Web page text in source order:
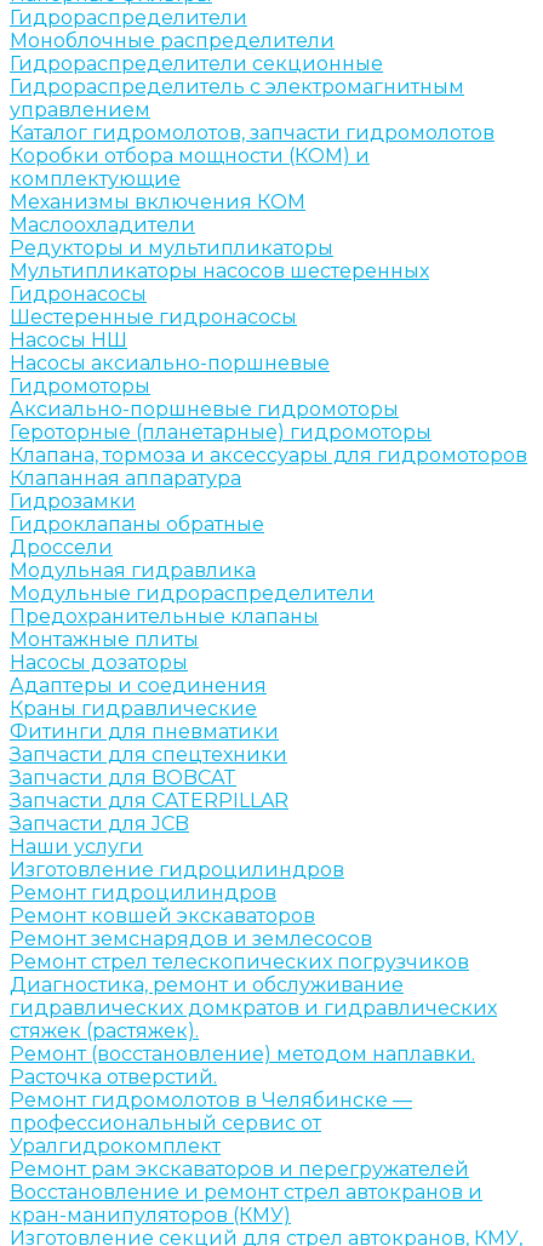
Гидрораспределители
Моноблочные распределители
Гидрораспределители секционные
Гидрораспределитель с электромагнитным
управлением
Каталог гидромолотов, запчасти гидромолотов
Коробки отбора мощности (КОМ) и
комплектующие
Механизмы включения КОМ
Маслоохладители
Редукторы и мультипликаторы
Мультипликаторы насосов шестеренных
Гидронасосы
Шестеренные гидронасосы
Насосы НШ
Насосы аксиально-поршневые
Гидромоторы
Аксиально-поршневые гидромоторы
Героторные (планетарные) гидромоторы
Клапана, тормоза и аксессуары для гидромоторов
Клапанная аппаратура
Гидрозамки
Гидроклапаны обратные
Дроссели
Модульная гидравлика
Модульные гидрораспределители
Предохранительные клапаны
Монтажные плиты
Насосы дозаторы
Адаптеры и соединения
Краны гидравлические
Фитинги для пневматики
Запчасти для спецтехники
Запчасти для BOBCAT
Запчасти для CATERPILLAR
Запчасти для JCB
Наши услуги
Изготовление гидроцилиндров
Ремонт гидроцилиндров
Ремонт ковшей экскаваторов
Ремонт земснарядов и землесосов
Ремонт стрел телескопических погрузчиков
Диагностика, ремонт и обслуживание
гидравлических домкратов и гидравлических
стяжек (растяжек).
Ремонт (восстановление) методом наплавки.
Расточка отверстий.
Ремонт гидромолотов в Челябинске —
профессиональный сервис от
Уралгидрокомплект
Ремонт рам экскаваторов и перегружателей
Восстановление и ремонт стрел автокранов и
кран-манипуляторов (КМУ)
Изготовление секций для стрел автокранов, КМУ,